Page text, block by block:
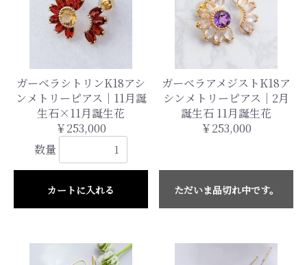
ガーベラシトリンK18アシ
ンメトリーピアス｜11月誕
生石×11月誕生花
￥253,000
数量
カートに入れる
ガーベラアメジストK18ア
シンメトリーピアス｜2月
誕生石 11月誕生花
￥253,000
ただいま品切れ中です。